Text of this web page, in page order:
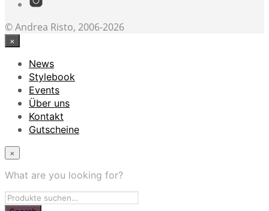
© Andrea Risto, 2006-2026
×
News
Stylebook
Events
Über uns
Kontakt
Gutscheine
×
What are you looking for?